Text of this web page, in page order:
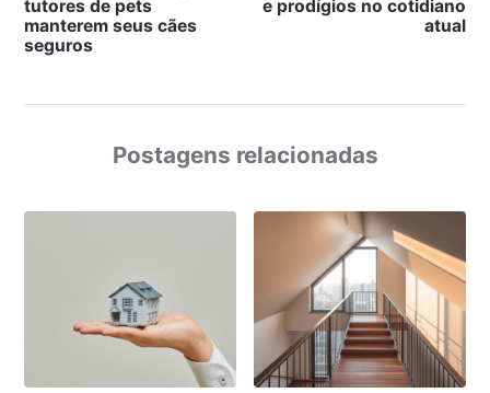
tutores de pets
manterem seus cães
seguros
e prodígios no cotidiano
atual
Postagens relacionadas